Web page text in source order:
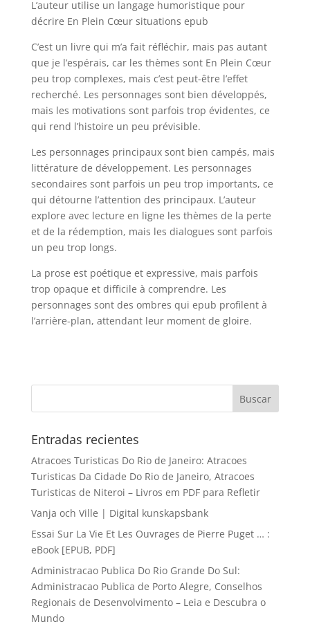
L’auteur utilise un langage humoristique pour
décrire En Plein Cœur situations epub
C’est un livre qui m’a fait réfléchir, mais pas autant
que je l’espérais, car les thèmes sont En Plein Cœur
peu trop complexes, mais c’est peut-être l’effet
recherché. Les personnages sont bien développés,
mais les motivations sont parfois trop évidentes, ce
qui rend l’histoire un peu prévisible.
Les personnages principaux sont bien campés, mais
littérature de développement. Les personnages
secondaires sont parfois un peu trop importants, ce
qui détourne l’attention des principaux. L’auteur
explore avec lecture en ligne les thèmes de la perte
et de la rédemption, mais les dialogues sont parfois
un peu trop longs.
La prose est poétique et expressive, mais parfois
trop opaque et difficile à comprendre. Les
personnages sont des ombres qui epub profilent à
l’arrière-plan, attendant leur moment de gloire.
Entradas recientes
Atracoes Turisticas Do Rio de Janeiro: Atracoes
Turisticas Da Cidade Do Rio de Janeiro, Atracoes
Turisticas de Niteroi – Livros em PDF para Refletir
Vanja och Ville | Digital kunskapsbank
Essai Sur La Vie Et Les Ouvrages de Pierre Puget … :
eBook [EPUB, PDF]
Administracao Publica Do Rio Grande Do Sul:
Administracao Publica de Porto Alegre, Conselhos
Regionais de Desenvolvimento – Leia e Descubra o
Mundo